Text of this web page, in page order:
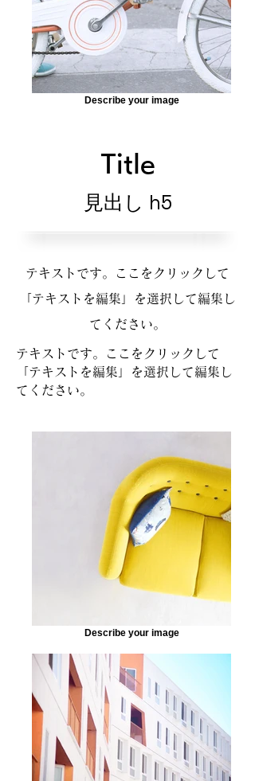
Describe your image
Title
見出し h5
テキストです。ここをクリックして
「テキストを編集」を選択して編集し
てください。
テキストです。ここをクリックして
「テキストを編集」を選択して編集し
てください。
Describe your image